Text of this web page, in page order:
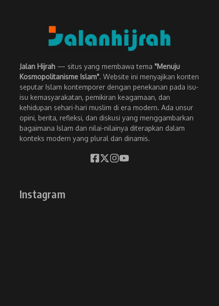
Jalan Hijrah — situs yang membawa tema "Menuju
Kosmopolitanisme Islam". Website ini menyajikan konten
seputar Islam kontemporer dengan penekanan pada isu-
isu kemasyarakatan, pemikiran keagamaan, dan
kehidupan sehari-hari muslim di era modern. Ada unsur
opini, berita, refleksi, dan diskusi yang menggambarkan
bagaimana Islam dan nilai-nilainya diterapkan dalam
konteks modern yang plural dan dinamis.
Instagram